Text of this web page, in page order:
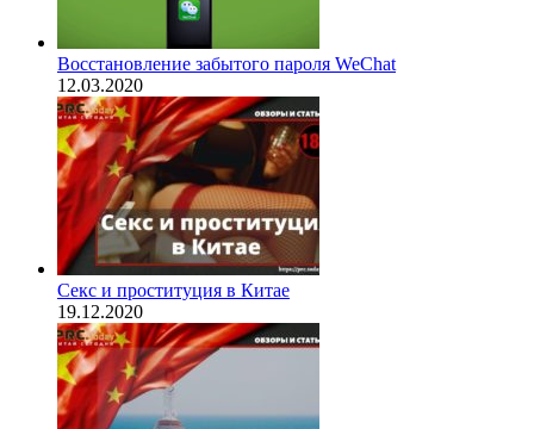
Восстановление забытого пароля WeChat
12.03.2020
Секс и проституция в Китае
19.12.2020